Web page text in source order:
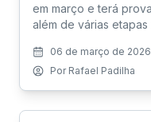
em março e terá
além de várias etapas
06 de março de 2026
Por Rafael Padilha